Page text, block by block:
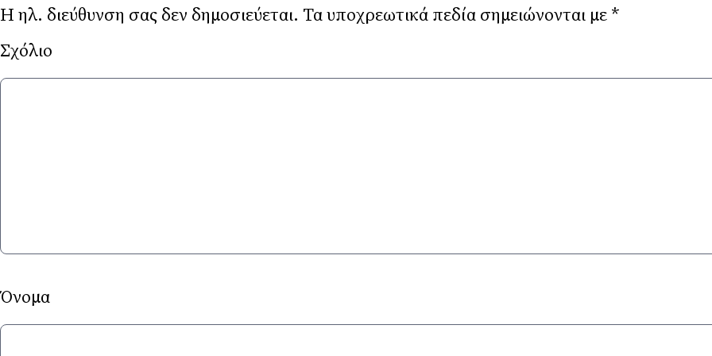
Η ηλ. διεύθυνση σας δεν δημοσιεύεται. Τα υποχρεωτικά πεδία σημειώνονται με *